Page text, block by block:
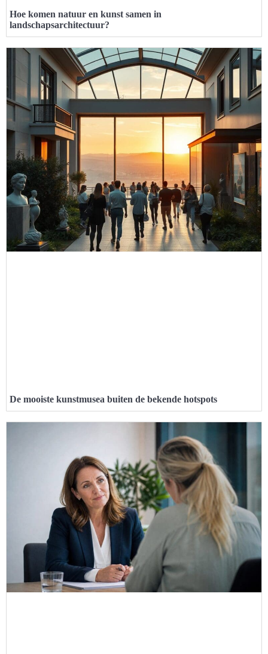
Hoe komen natuur en kunst samen in
landschapsarchitectuur?
De mooiste kunstmusea buiten de bekende hotspots